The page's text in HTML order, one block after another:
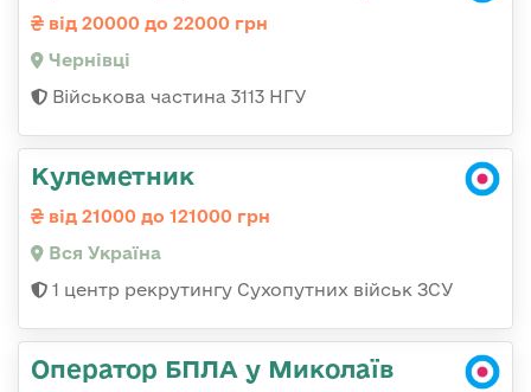
від 20000 до 22000 грн
Чернівці
Військова частина 3113 НГУ
Кулеметник
від 21000 до 121000 грн
Вся Україна
1 центр рекрутингу Сухопутних військ ЗСУ
Оператор БПЛА у Миколаїв